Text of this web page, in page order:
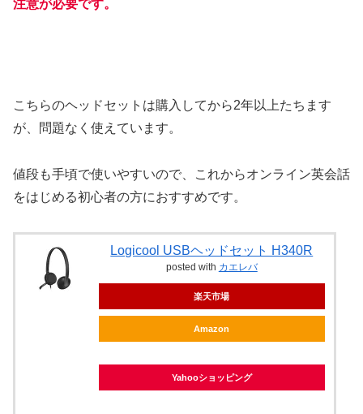
注意が必要です。
こちらのヘッドセットは購入してから2年以上たちます
が、問題なく使えています。
値段も手頃で使いやすいので、これからオンライン英会話
をはじめる初心者の方におすすめです。
Logicool USBヘッドセット H340R
posted with カエレバ
楽天市場
Amazon
Yahooショッピング